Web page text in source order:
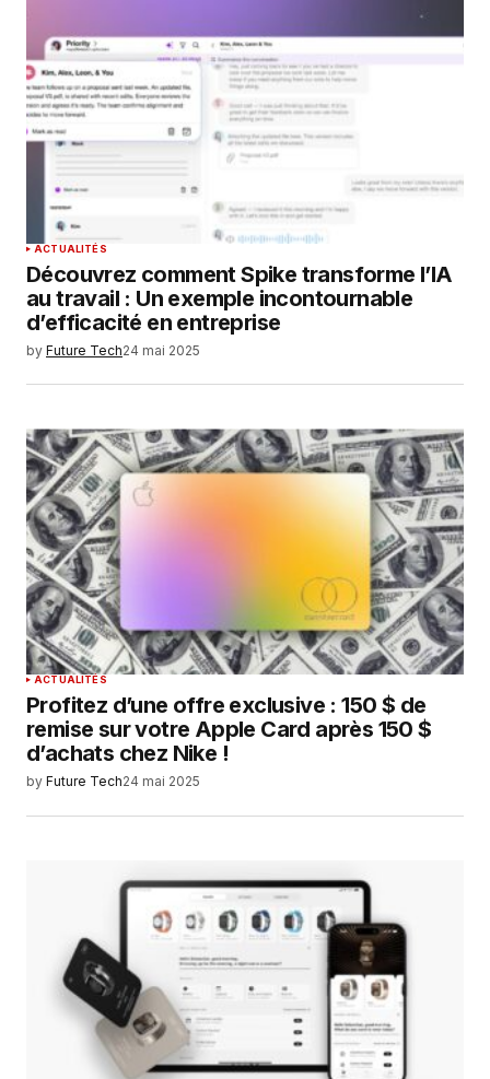
ACTUALITÉS
Découvrez comment Spike transforme l’IA
au travail : Un exemple incontournable
d’efficacité en entreprise
by Future Tech24 mai 2025
ACTUALITÉS
Profitez d’une offre exclusive : 150 $ de
remise sur votre Apple Card après 150 $
d’achats chez Nike !
by Future Tech24 mai 2025